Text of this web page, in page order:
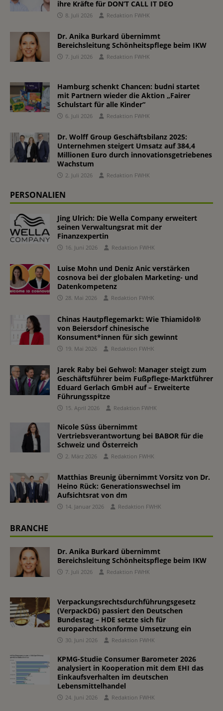
ihre Kräfte für DON’T CALL IT DEO
8. Juli 2026 Redaktion FWHK
Dr. Anika Burkard übernimmt
Bereichsleitung Schönheitspflege beim IKW
7. Juli 2026 Redaktion FWHK
Hamburg schenkt Chancen: budni startet
mit Partnern wieder die Aktion „Fairer
Schulstart für alle Kinder“
6. Juli 2026 Redaktion FWHK
Dr. Wolff Group Geschäftsbilanz 2025:
Unternehmen steigert Umsatz auf 384,4
Millionen Euro durch innovationsgetriebenes
Wachstum
2. Juli 2026 Redaktion FWHK
PERSONALIEN
Jing Ulrich: Die Wella Company erweitert
seinen Verwaltungsrat mit der
Finanzexpertin
16. Juni 2026 Redaktion FWHK
Luise Mohn und Deniz Anic verstärken
cosnova bei der globalen Marketing- und
Datenkompetenz
28. Mai 2026 Redaktion FWHK
Chinas Hautpflegemarkt: Wie Thiamidol®
von Beiersdorf chinesische
Konsument*innen für sich gewinnt
19. Mai 2026 Redaktion FWHK
Jarek Raby bei Gehwol: Manager steigt zum
Geschäftsführer beim Fußpflege-Marktführer
Eduard Gerlach GmbH auf – Erweiterte
Führungsspitze
15. April 2026 Redaktion FWHK
Nicole Süss übernimmt
Vertriebsverantwortung bei BABOR für die
Schweiz und Österreich
2. März 2026 Redaktion FWHK
Matthias Breunig übernimmt Vorsitz von Dr.
Heino Rück: Generationswechsel im
Aufsichtsrat von dm
14. Januar 2026 Redaktion FWHK
BRANCHE
Dr. Anika Burkard übernimmt
Bereichsleitung Schönheitspflege beim IKW
7. Juli 2026 Redaktion FWHK
Verpackungsrechtsdurchführungsgesetz
(VerpackDG) passiert den Deutschen
Bundestag – HDE setzte sich für
europarechtskonforme Umsetzung ein
30. Juni 2026 Redaktion FWHK
KPMG-Studie Consumer Barometer 2026
analysiert in Kooperation mit dem EHI das
Einkaufsverhalten im deutschen
Lebensmittelhandel
24. Juni 2026 Redaktion FWHK